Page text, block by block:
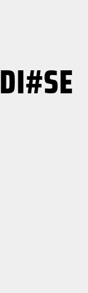
DI#SE